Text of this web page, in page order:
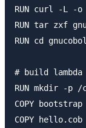
RUN curl -L -
RUN tar zxf
RUN cd
# build lambda
RUN mkdir -p
COPY
COPY